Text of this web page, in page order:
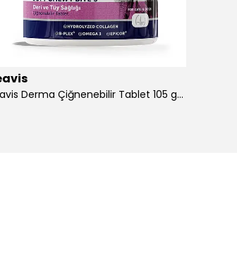
Beavis Derma Çiğnenebilir Tablet 105 gr - 3 Adet